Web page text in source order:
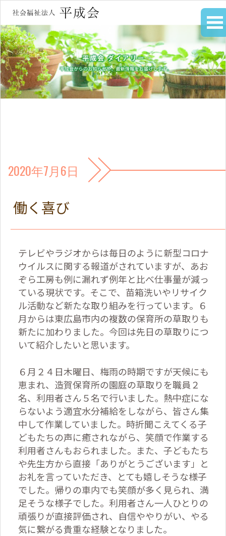
2020年7月6日
働く喜び
テレビやラジオからは毎日のように新型コロナ
ウイルスに関する報道がされていますが、あお
ぞら工房も例に漏れず例年と比べ仕事量が減っ
ている現状です。そこで、苗箱洗いやリサイク
ル活動など新たな取り組みを行っています。６
月からは東広島市内の複数の保育所の草取りも
新たに加わりました。今回は先日の草取りにつ
いて紹介したいと思います。
６月２４日木曜日、梅雨の時期ですが天候にも
恵まれ、造賀保育所の園庭の草取りを職員２
名、利用者さん５名で行いました。熱中症にな
らないよう適宜水分補給をしながら、皆さん集
中して作業していました。時折聞こえてくる子
どもたちの声に癒されながら、笑顔で作業する
利用者さんもおられました。また、子どもたち
や先生方から直接「ありがとうございます」と
お礼を言っていただき、とても嬉しそうな様子
でした。帰りの車内でも笑顔が多く見られ、満
足そうな様子でした。利用者さん一人ひとりの
頑張りが直接評価され、自信ややりがい、やる
気に繋がる貴重な経験となりました。